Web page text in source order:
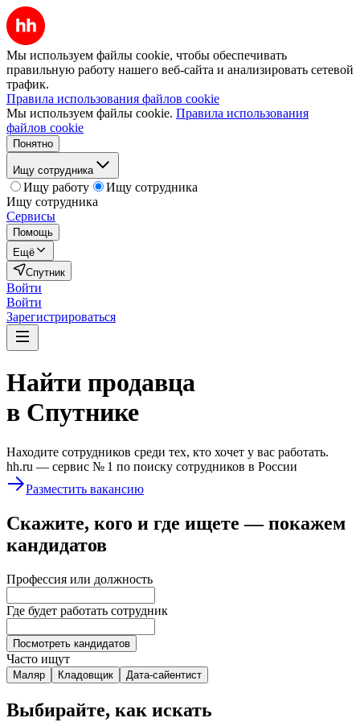
Мы используем файлы cookie, чтобы обеспечивать
правильную работу нашего веб-сайта и анализировать сетевой
трафик.
Правила использования файлов cookie
Мы используем файлы cookie. Правила использования
файлов cookie
Понятно
Ищу сотрудника
Ищу работу
Ищу сотрудника
Ищу сотрудника
Сервисы
Помощь
Ещё
Спутник
Войти
Войти
Зарегистрироваться
Найти продавца
в Спутнике
Находите сотрудников среди тех, кто хочет у вас работать.
hh.ru — сервис № 1 по поиску сотрудников в России
Разместить вакансию
Скажите, кого и где ищете — покажем
кандидатов
Профессия или должность
Где будет работать сотрудник
Посмотреть кандидатов
Часто ищут
Маляр Кладовщик Дата-сайентист
Выбирайте, как искать